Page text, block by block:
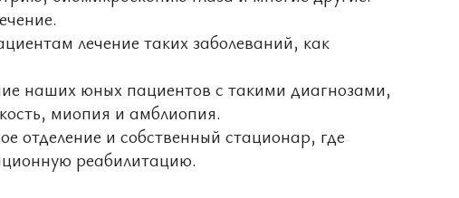
лечение таких заболеваний, как
наших юных пациентов с такими диагнозами,
миопия и амблиопия.
отделение и собственный стационар, где
реабилитацию.